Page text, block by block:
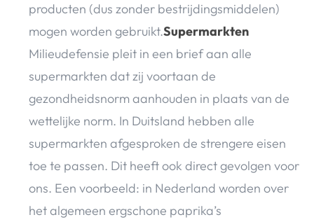
producten (dus zonder bestrijdingsmiddelen)
mogen worden gebruikt.Supermarkten
Milieudefensie pleit in een brief aan alle
supermarkten dat zij voortaan de
gezondheidsnorm aanhouden in plaats van de
wettelijke norm. In Duitsland hebben alle
supermarkten afgesproken de strengere eisen
toe te passen. Dit heeft ook direct gevolgen voor
ons. Een voorbeeld: in Nederland worden over
het algemeen ergschone paprika’s